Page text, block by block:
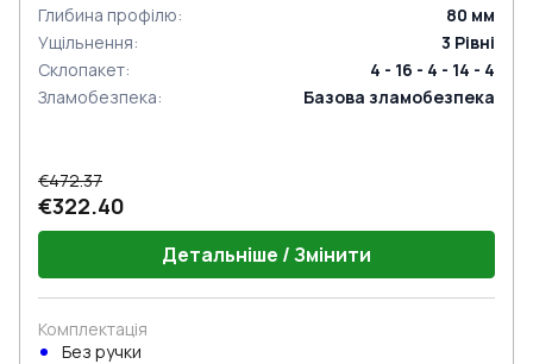
Глибина профілю: 80 мм
Ущільнення: 3 Рівні
Склопакет:
4 - 16 - 4 - 14 - 4
Зламобезпека: Базова зламобезпека
€472.37
€322.40
Детальніше / Змінити
Комплектація
Без ручки